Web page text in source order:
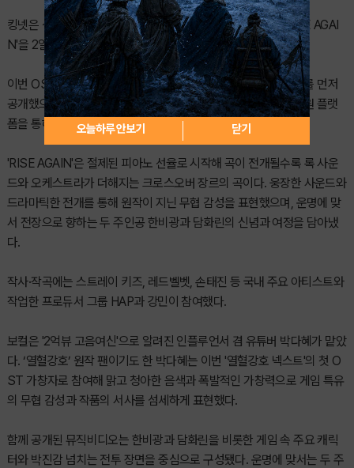
킹넷은 신작 MMORPG '열혈강호: 넥스트'의 첫 번째 OST 'RISE AGAI
N'을 2일 공개했다.
이번 OST는 2일 오전 9시 공식 유튜브 채널을 통해 뮤직비디오를 먼저
공개했으며, 음원은 같은 날 오후 6시 멜론, 지니 등 국내 주요 음원 플랫
폼을 통해 발매된다.
'RISE AGAIN'은 절제된 피아노 선율로 시작해 곡이 전개될수록 록 사운
드와 오케스트라가 더해지는 크로스오버 장르의 곡이다. 웅장한 사운드와
드라마틱한 전개를 통해 원작이 지닌 무협 감성을 표현했으며, 운명에 맞
서 전장으로 향하는 두 주인공 한비광과 담화린의 신념과 여정을 담아냈
다.
작사·작곡에는 스트레이 키즈, 레드벨벳, 손태진 등 국내 주요 아티스트와
작업한 프로듀서 그룹 HAP과 강민이 참여했다.
보컬은 '2억뷰 고음여신'으로 알려진 인플루언서 겸 유튜버 박다혜가 맡았
다. ‘열혈강호’ 원작 팬이기도 한 박다혜는 이번 '열혈강호 넥스트'의 첫 O
ST 가창자로 참여해 맑고 청아한 음색과 폭발적인 가창력으로 게임 특유
의 무협 감성과 작품의 서사를 섬세하게 표현했다.
함께 공개된 뮤직비디오는 한비광과 담화린을 비롯한 게임 속 주요 캐릭
터와 박진감 넘치는 전투 장면을 중심으로 구성됐다. 운명에 맞서는 두 주
오늘하루 안보기 닫기